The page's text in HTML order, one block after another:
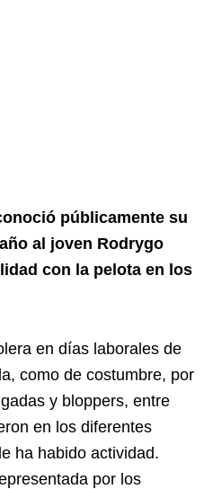
públicamente su
al joven Rodrygo
con la pelota en los
en días laborales de
como de costumbre, por
y bloppers, entre
en los diferentes
ha habido actividad.
por los